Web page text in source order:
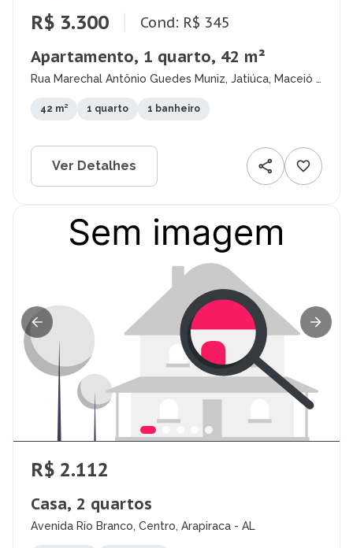
R$ 3.300 Cond: R$ 345
Apartamento, 1 quarto, 42 m²
Rua Marechal Antônio Guedes Muniz, Jatiúca, Maceió -
42 m² 1 quarto 1 banheiro
Ver Detalhes
R$ 2.112
Casa, 2 quartos
Avenida Rio Branco, Centro, Arapiraca - AL